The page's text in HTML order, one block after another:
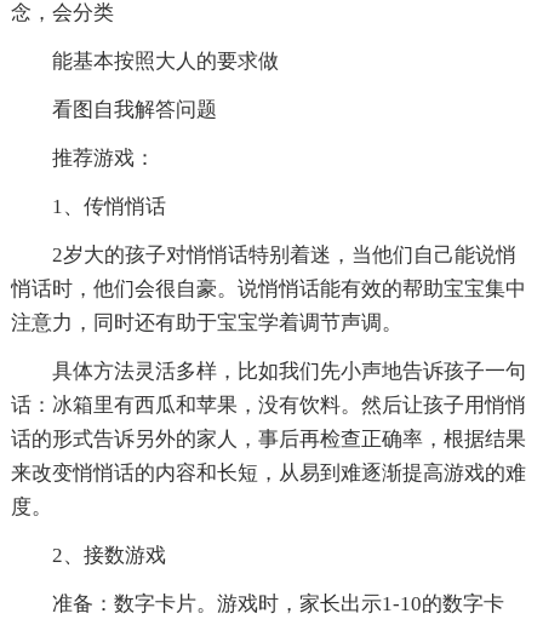
念，会分类
能基本按照大人的要求做
看图自我解答问题
推荐游戏：
1、传悄悄话
2岁大的孩子对悄悄话特别着迷，当他们自己能说悄
悄话时，他们会很自豪。说悄悄话能有效的帮助宝宝集中
注意力，同时还有助于宝宝学着调节声调。
具体方法灵活多样，比如我们先小声地告诉孩子一句
话：冰箱里有西瓜和苹果，没有饮料。然后让孩子用悄悄
话的形式告诉另外的家人，事后再检查正确率，根据结果
来改变悄悄话的内容和长短，从易到难逐渐提高游戏的难
度。
2、接数游戏
准备：数字卡片。游戏时，家长出示1-10的数字卡